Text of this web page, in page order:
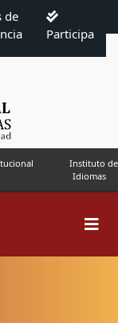
de
Participa
Instituto de
Idiomas